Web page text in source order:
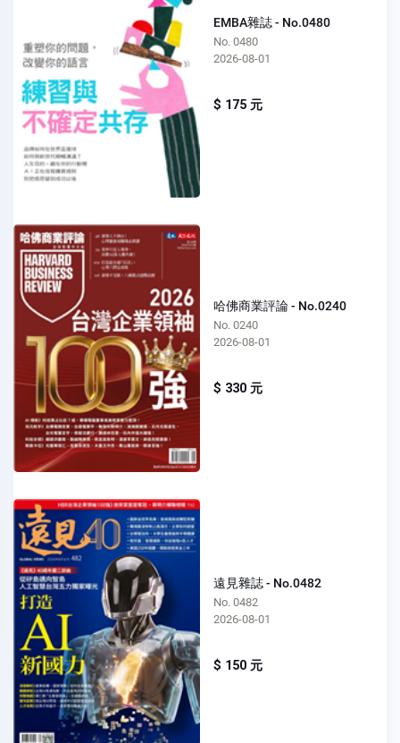
EMBA雜誌 - No.0480
No. 0480
2026-08-01
$ 175 元
哈佛商業評論 - No.0240
No. 0240
2026-08-01
$ 330 元
遠見雜誌 - No.0482
No. 0482
2026-08-01
$ 150 元